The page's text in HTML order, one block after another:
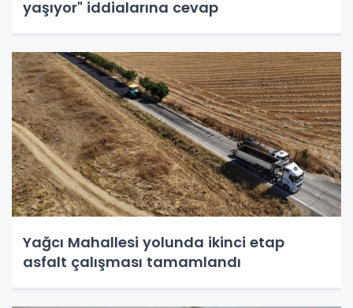
yaşıyor" iddialarına cevap
Yağcı Mahallesi yolunda ikinci etap
asfalt çalışması tamamlandı